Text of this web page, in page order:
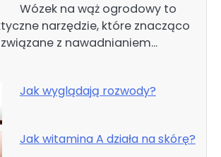
Wózek na wąż ogrodowy to
narzędzie, które znacząco
z nawadnianiem…
Jak wyglądają rozwody?
Jak witamina A działa na skórę?